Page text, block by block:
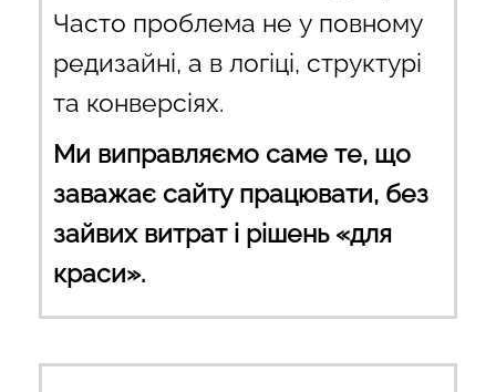
Часто проблема не у повному
редизайні, а в логіці, структурі
та конверсіях.
Ми виправляємо саме те, що
заважає сайту працювати, без
зайвих витрат і рішень «для
краси».